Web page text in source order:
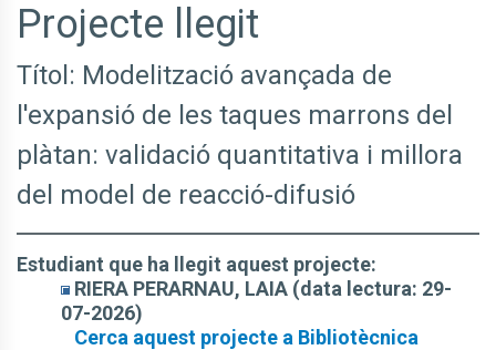
Projecte llegit
Títol: Modelització avançada de
l'expansió de les taques marrons del
plàtan: validació quantitativa i millora
del model de reacció-difusió
Estudiant que ha llegit aquest projecte:
RIERA PERARNAU, LAIA (data lectura: 29-
07-2026)
Cerca aquest projecte a Bibliotècnica